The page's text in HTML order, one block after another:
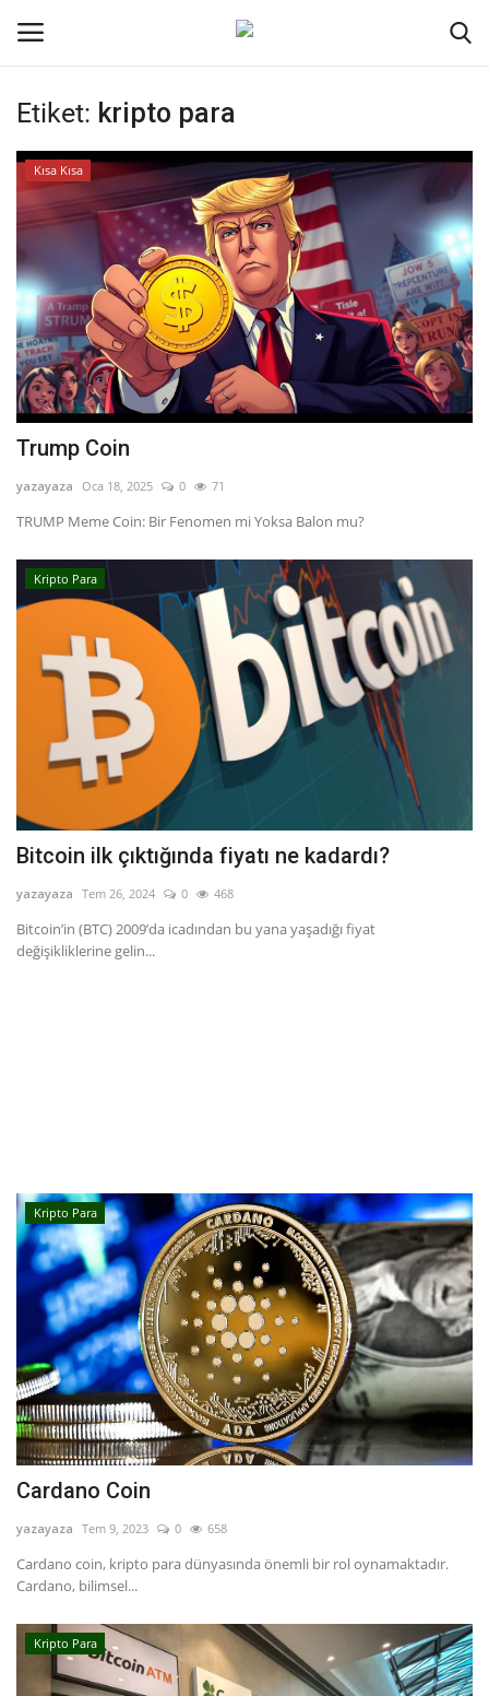
Oturum aç Kayıt ol
Ana Sayfa
Kripto Para
İletişim
Genel
Kodlama
Dil
English
Etiket: kripto para
Kısa Kısa
Trump Coin
yazayaza Oca 18, 2025 0 71
TRUMP Meme Coin: Bir Fenomen mi Yoksa Balon mu?
Kripto Para
Bitcoin ilk çıktığında fiyatı ne kadardı?
yazayaza Tem 26, 2024 0 468
Bitcoin’in (BTC) 2009’da icadından bu yana yaşadığı fiyat
değişikliklerine gelin...
Kripto Para
Cardano Coin
yazayaza Tem 9, 2023 0 658
Cardano coin, kripto para dünyasında önemli bir rol oynamaktadır.
Cardano, bilimsel...
Kripto Para